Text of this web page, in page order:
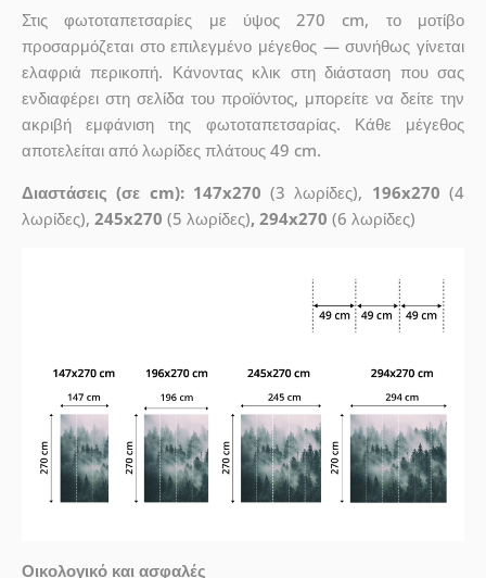
Στις φωτοταπετσαρίες με ύψος 270 cm, το μοτίβο
προσαρμόζεται στο επιλεγμένο μέγεθος — συνήθως γίνεται
ελαφριά περικοπή. Κάνοντας κλικ στη διάσταση που σας
ενδιαφέρει στη σελίδα του προϊόντος, μπορείτε να δείτε την
ακριβή εμφάνιση της φωτοταπετσαρίας. Κάθε μέγεθος
αποτελείται από λωρίδες πλάτους 49 cm.
Διαστάσεις (σε cm): 147x270 (3 λωρίδες), 196x270 (4
λωρίδες), 245x270 (5 λωρίδες), 294x270 (6 λωρίδες)
Οικολογικό και ασφαλές